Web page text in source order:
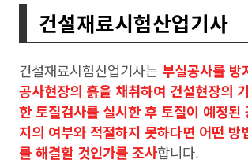
건설재료시험산업기사
건설재료시험산업기사는 부실공사를 방
공사현장의 흙을 채취하여 건설현장의
한 토질검사를 실시한 후 토질이 예정된
지의 여부와 적절하지 못하다면 어떤 방
를 해결할 것인가를 조사합니다.